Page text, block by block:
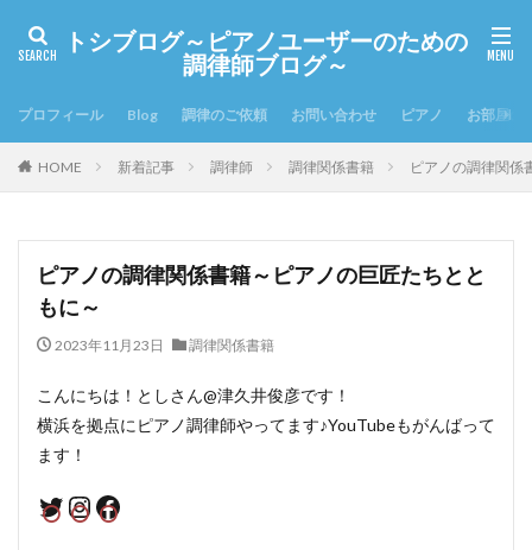
トシブログ～ピアノユーザーのための
調律師ブログ～
プロフィール Blog 調律のご依頼 お問い合わせ ピアノ お部屋の
HOME 新着記事 調律師 調律関係書籍 ピアノの調律関係
ピアノの調律関係書籍～ピアノの巨匠たちとと
もに～
2023年11月23日 調律関係書籍
こんにちは！としさん@津久井俊彦です！
横浜を拠点にピアノ調律師やってます♪YouTubeもがんばって
ます！
Twitter
Instagram
Facebook